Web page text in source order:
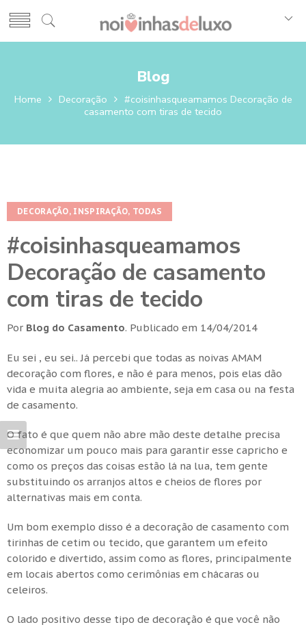
Blog
Home Decoração
#coisinhasqueamamos Decoração de
casamento com tiras de tecido
DECORAÇÃO, INSPIRAÇÃO, TODAS
#coisinhasqueamamos
Decoração de casamento
com tiras de tecido
Por Blog do Casamento. Publicado em 14/04/2014
Eu sei , eu sei.. Já percebi que todas as noivas AMAM
decoração com flores, e não é para menos, pois elas dão
vida e muita alegria ao ambiente, seja em casa ou na festa
de casamento.
O fato é que quem não abre mão deste detalhe precisa
economizar um pouco mais para garantir esse capricho e
como os preços das coisas estão lá na lua, tem gente
substituindo os arranjos altos e cheios de flores por
alternativas mais em conta.
Um bom exemplo disso é a decoração de casamento com
tirinhas de cetim ou tecido, que garantem um efeito
colorido e divertido, assim como as flores, principalmente
em locais abertos como cerimônias em chácaras ou
celeiros.
O lado positivo desse tipo de decoração é que você não